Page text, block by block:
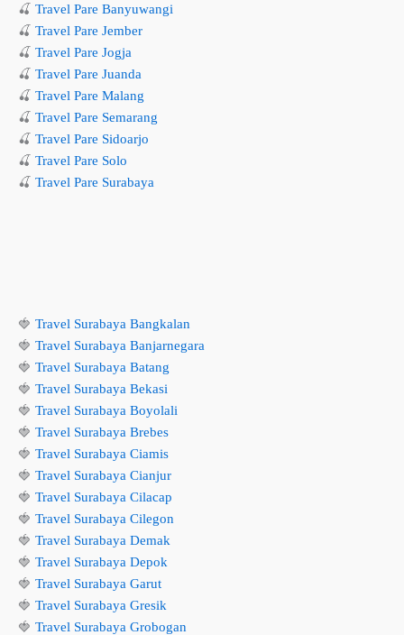
🍒 Travel Pare Banyuwangi
🍒 Travel Pare Jember
🍒 Travel Pare Jogja
🍒 Travel Pare Juanda
🍒 Travel Pare Malang
🍒 Travel Pare Semarang
🍒 Travel Pare Sidoarjo
🍒 Travel Pare Solo
🍒 Travel Pare Surabaya
🍓 Travel Surabaya Bangkalan
🍓 Travel Surabaya Banjarnegara
🍓 Travel Surabaya Batang
🍓 Travel Surabaya Bekasi
🍓 Travel Surabaya Boyolali
🍓 Travel Surabaya Brebes
🍓 Travel Surabaya Ciamis
🍓 Travel Surabaya Cianjur
🍓 Travel Surabaya Cilacap
🍓 Travel Surabaya Cilegon
🍓 Travel Surabaya Demak
🍓 Travel Surabaya Depok
🍓 Travel Surabaya Garut
🍓 Travel Surabaya Gresik
🍓 Travel Surabaya Grobogan